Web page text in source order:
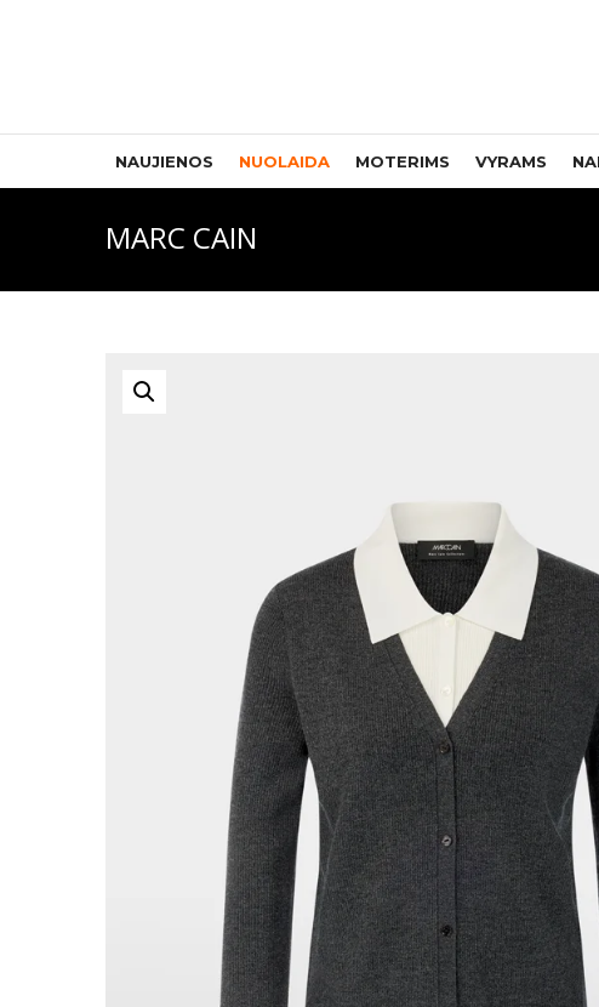
NAUJIENOS NUOLAIDA MOTERIMS VYRAMS
MARC CAIN